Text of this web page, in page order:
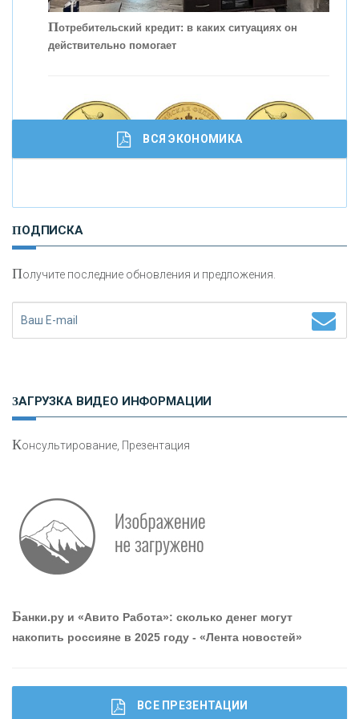
Скорость - один из главных трендов в
кредитовании бизнеса - «Интервью»
Работа мечты. Что банки делают для того, чтобы
привлечь и удержать персонал - «Интервью»
Потребительский кредит: в каких ситуациях он
действительно помогает
И
сохранения и увеличения капитала
ВСЯ ЭКОНОМИКА
ПОДПИСКА
Получите последние обновления и предложения.
ЗАГРУЗКА ВИДЕО ИНФОРМАЦИИ
Консультирование, Презентация
Банки.ру и «Авито Работа»: сколько денег могут
накопить россияне в 2025 году - «Лента новостей»
ВСЕ ПРЕЗЕНТАЦИИ